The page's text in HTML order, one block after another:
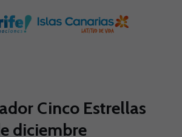
Cinco Estrellas
diciembre